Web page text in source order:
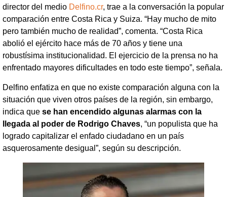
director del medio Delfino.cr, trae a la conversación la popular
comparación entre Costa Rica y Suiza. “Hay mucho de mito
pero también mucho de realidad”, comenta. “Costa Rica
abolió el ejército hace más de 70 años y tiene una
robustísima institucionalidad. El ejercicio de la prensa no ha
enfrentado mayores dificultades en todo este tiempo”, señala.
Delfino enfatiza en que no existe comparación alguna con la
situación que viven otros países de la región, sin embargo,
indica que se han encendido algunas alarmas con la
llegada al poder de Rodrigo Chaves, “un populista que ha
logrado capitalizar el enfado ciudadano en un país
asquerosamente desigual”, según su descripción.